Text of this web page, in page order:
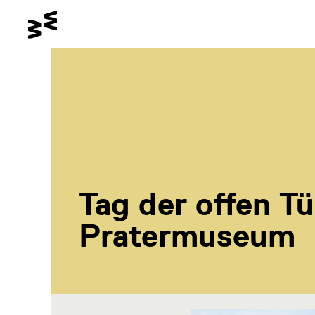
Tag der offen
Pratermuseum